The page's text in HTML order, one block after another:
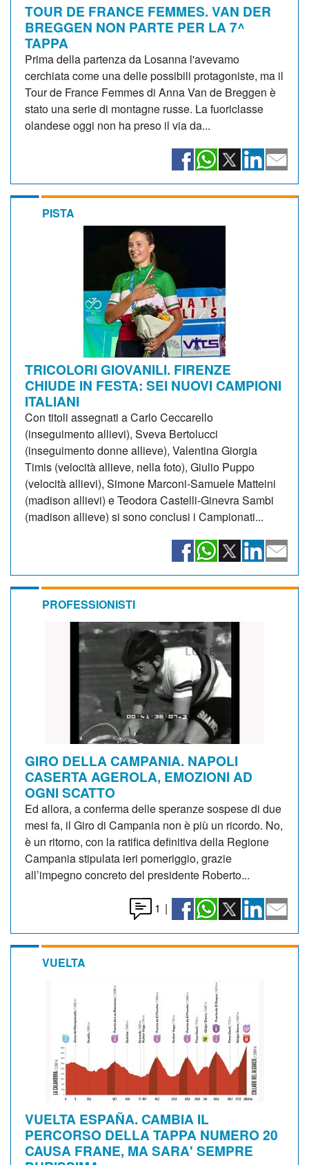
TOUR DE FRANCE FEMMES. VAN DER
BREGGEN NON PARTE PER LA 7^
TAPPA
Prima della partenza da Losanna l'avevamo
cerchiata come una delle possibili protagoniste, ma il
Tour de France Femmes di Anna Van de Breggen è
stato una serie di montagne russe. La fuoriclasse
olandese oggi non ha preso il via da...
PISTA
TRICOLORI GIOVANILI. FIRENZE
CHIUDE IN FESTA: SEI NUOVI CAMPIONI
ITALIANI
Con titoli assegnati a Carlo Ceccarello
(inseguimento allievi), Sveva Bertolucci
(inseguimento donne allieve), Valentina Giorgia
Timis (velocità allieve, nella foto), Giulio Puppo
(velocità allievi), Simone Marconi-Samuele Matteini
(madison allievi) e Teodora Castelli-Ginevra Sambi
(madison allieve) si sono conclusi i Campionati...
PROFESSIONISTI
GIRO DELLA CAMPANIA. NAPOLI
CASERTA AGEROLA, EMOZIONI AD
OGNI SCATTO
Ed allora, a conferma delle speranze sospese di due
mesi fa, il Giro di Campania non è più un ricordo. No,
è un ritorno, con la ratifica definitiva della Regione
Campania stipulata ieri pomeriggio, grazie
all’impegno concreto del presidente Roberto...
1 |
VUELTA
VUELTA ESPAÑA. CAMBIA IL
PERCORSO DELLA TAPPA NUMERO 20
CAUSA FRANE, MA SARA' SEMPRE